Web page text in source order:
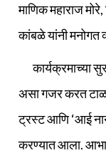
माणिक महाराज
कांबळे यांनी
कार्यक्रमाच्या
असा गजर करत
ट्रस्ट आणि ‘आई
करण्यात आला.